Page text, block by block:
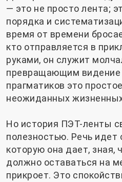
— это не просто лента;
порядка и
время от времени
кто отправляется в
руками, он служит
превращающим видение
прагматиков это
неожиданных
Но история ПЭТ-ленты
полезностью. Речь идет
которую она дает, зная,
должно оставаться на
прикроет. Это